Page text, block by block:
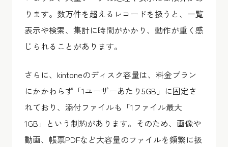
ります。数万件を超えるレコードを扱うと、一覧
表示や検索、集計に時間がかかり、動作が重く感
じられることがあります。
さらに、kintoneのディスク容量は、料金プラン
にかかわらず「1ユーザーあたり5GB」に固定さ
れており、添付ファイルも「1ファイル最大
1GB」という制約があります。そのため、画像や
動画、帳票PDFなど大容量のファイルを頻繁に扱